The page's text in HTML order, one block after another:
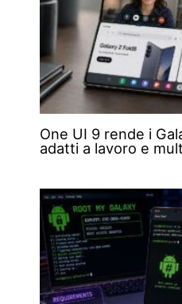
One UI 9 rende i
adatti a lavoro e